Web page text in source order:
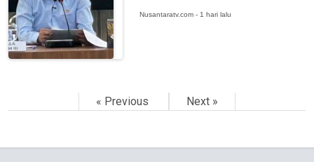
Nusantaratv.com - 1 hari lalu
« Previous Next »